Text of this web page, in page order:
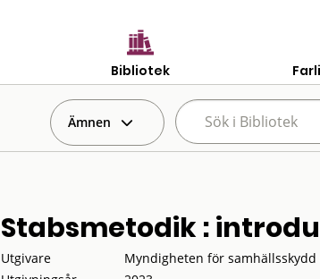
Bibliotek
Ämnen
Stabsmetodik :
Utgivare
Myndigheten för samhällsskydd